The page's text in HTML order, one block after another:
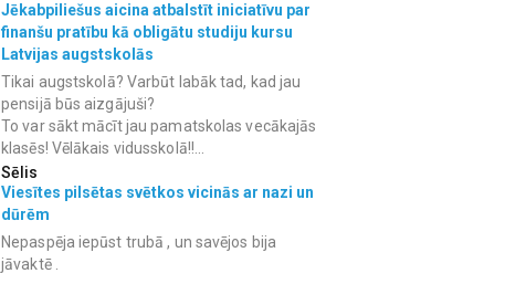
Jēkabpiliešus aicina atbalstīt iniciatīvu par
finanšu pratību kā obligātu studiju kursu
Latvijas augstskolās
Tikai augstskolā? Varbūt labāk tad, kad jau
pensijā būs aizgājuši?
To var sākt mācīt jau pamatskolas vecākajās
klasēs! Vēlākais vidusskolā!!...
Sēlis
Viesītes pilsētas svētkos vicinās ar nazi un
dūrēm
Nepaspēja iepūst trubā , un savējos bija
jāvaktē .